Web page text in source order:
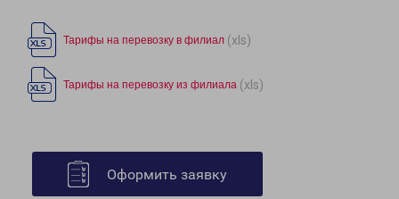
Тарифы на перевозку в филиал (xls)
Тарифы на перевозку из филиала (xls)
Оформить заявку